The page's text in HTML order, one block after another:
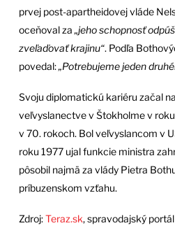
prvej post-apartheidovej vláde
oceňoval za „jeho schopnosť
zveľaďovať krajinu“. Podľa
povedal:„Potrebujeme jeden
Svoju diplomatickú kariéru začal
veľvyslanectve v Štokholme v
v 70. rokoch. Bol veľvyslancom v
roku 1977 ujal funkcie ministra
pôsobil najmä za vlády Pietra
príbuzenskom vzťahu.
Zdroj:Teraz.sk, spravodajský